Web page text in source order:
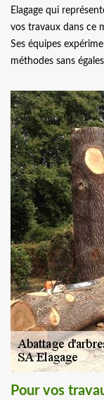
Elagage qui
vos travaux dans ce
Ses équipes
méthodes sans
Pour vos